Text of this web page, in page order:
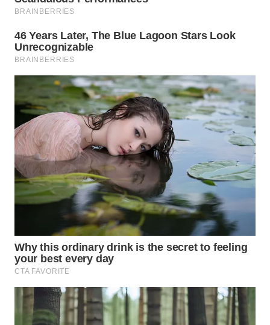
TAPANULI
WN DELI
SERDANG
WN
TEBING
TINGGI
WN
PAKPAK
WN
WN
BEKASI
WN
BOGOR